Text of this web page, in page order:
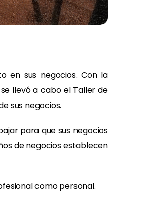
en sus negocios. Con la
llevó a cabo el Taller de
sus negocios.
para que sus negocios
de negocios establecen
como personal.